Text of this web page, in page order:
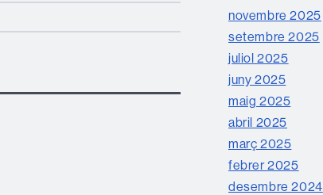
novembre 2025
setembre 2025
juliol 2025
juny 2025
maig 2025
abril 2025
març 2025
febrer 2025
desembre 2024